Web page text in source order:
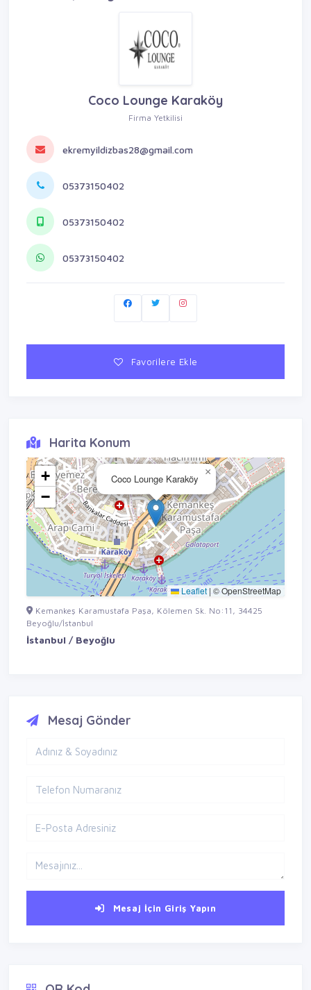
Coco Lounge Karaköy
Firma Yetkilisi
ekremyildizbas28@gmail.com
05373150402
05373150402
05373150402
Favorilere Ekle
Harita Konum
Coco Lounge Karaköy
×
+
−
Leaflet | © OpenStreetMap
Kemankeş Karamustafa Paşa, Kölemen Sk. No:11, 34425
Beyoğlu/İstanbul
İstanbul / Beyoğlu
Mesaj Gönder
Mesaj İçin Giriş Yapın